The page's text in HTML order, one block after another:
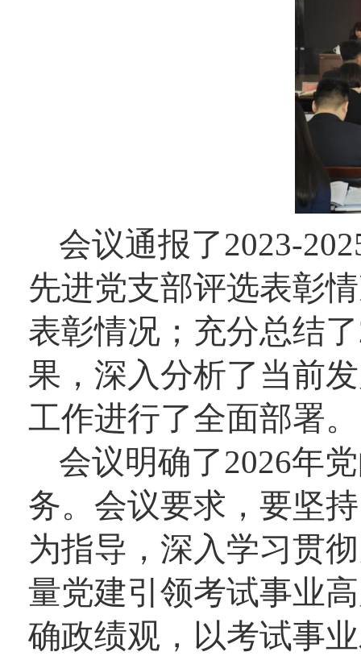
会议通报了2023-
先进党支部评选表彰
表彰情况；充分总结
果，深入分析了当前
工作进行了全面部署。
会议明确了2026年
务。会议要求，要坚
为指导，深入学习贯
量党建引领考试事业
确政绩观，以考试事